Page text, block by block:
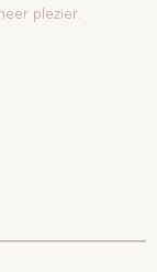
plezier.